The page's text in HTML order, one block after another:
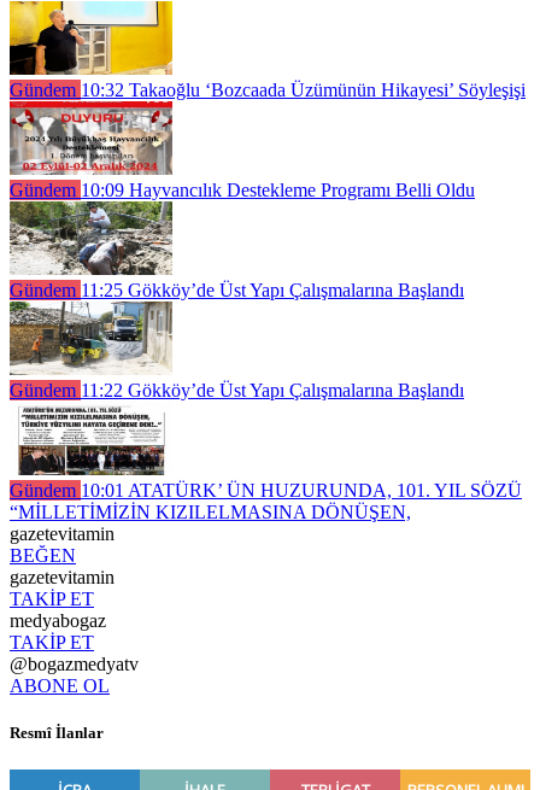
Gündem 10:32 Takaoğlu ‘Bozcaada Üzümünün Hikayesi’ Söyleşişi
Gündem 10:09 Hayvancılık Destekleme Programı Belli Oldu
Gündem 11:25 Gökköy’de Üst Yapı Çalışmalarına Başlandı
Gündem 11:22 Gökköy’de Üst Yapı Çalışmalarına Başlandı
Gündem 10:01 ATATÜRK’ ÜN HUZURUNDA, 101. YIL SÖZÜ
“MİLLETİMİZİN KIZILELMASINA DÖNÜŞEN,
gazetevitamin
BEĞEN
gazetevitamin
TAKİP ET
medyabogaz
TAKİP ET
@bogazmedyatv
ABONE OL
Resmî İlanlar